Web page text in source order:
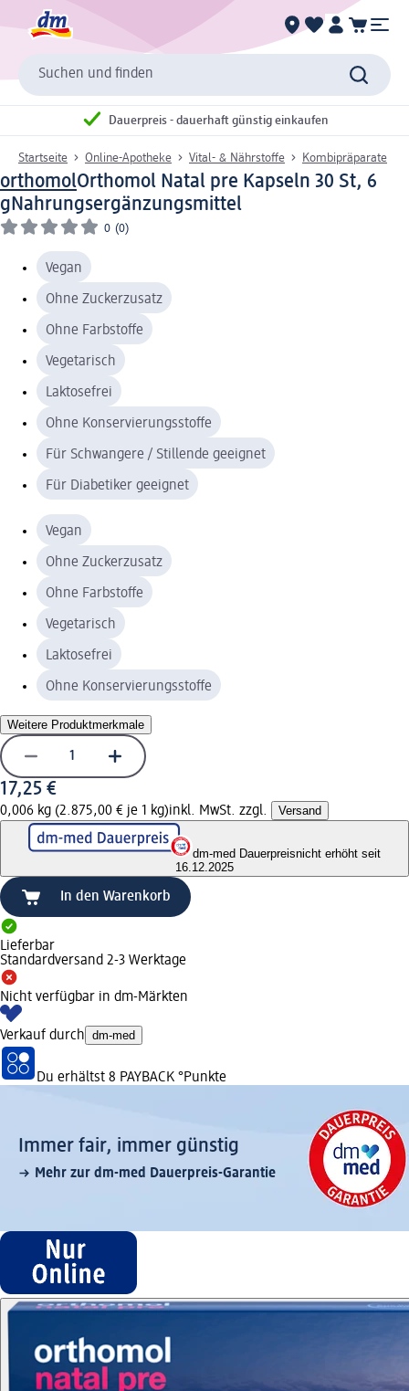
Suchen und finden
Dauerpreis - dauerhaft günstig einkaufen
Startseite Online-Apotheke Vital- & Nährstoffe Kombipräparate
orthomolOrthomol Natal pre Kapseln 30 St, 6
gNahrungsergänzungsmittel
0 (0)
Vegan
Ohne Zuckerzusatz
Ohne Farbstoffe
Vegetarisch
Laktosefrei
Ohne Konservierungsstoffe
Für Schwangere / Stillende geeignet
Für Diabetiker geeignet
Vegan
Ohne Zuckerzusatz
Ohne Farbstoffe
Vegetarisch
Laktosefrei
Ohne Konservierungsstoffe
Weitere Produktmerkmale
17,25 €
0,006 kg (2.875,00 € je 1 kg)inkl. MwSt. zzgl. Versand
dm-med Dauerpreisnicht erhöht seit
16.12.2025
In den Warenkorb
Lieferbar
Standardversand 2-3 Werktage
Nicht verfügbar in dm-Märkten
Verkauf durch dm-med
Du erhältst 8 PAYBACK °Punkte
Immer fair,­ immer günstig
Mehr zur dm-med Dauerpreis-Garantie